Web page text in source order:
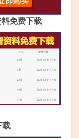
免费下载
载